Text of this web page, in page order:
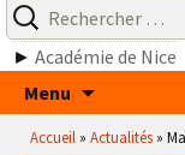
pour
:
► Académie de Nice
Menu
au
contenu
Accueil » Actualités »